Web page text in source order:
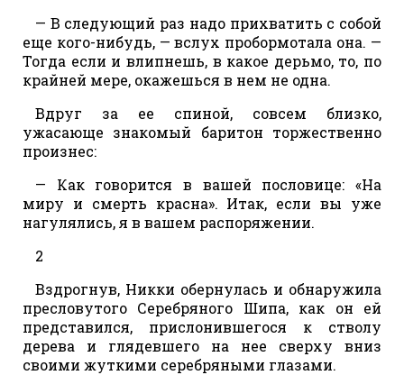
— В следующий раз надо прихватить с собой
еще кого-нибудь, — вслух пробормотала она. —
Тогда если и влипнешь, в какое дерьмо, то, по
крайней мере, окажешься в нем не одна.
Вдруг за ее спиной, совсем близко,
ужасающе знакомый баритон торжественно
произнес:
— Как говорится в вашей пословице: «На
миру и смерть красна». Итак, если вы уже
нагулялись, я в вашем распоряжении.
2
Вздрогнув, Никки обернулась и обнаружила
пресловутого Серебряного Шипа, как он ей
представился, прислонившегося к стволу
дерева и глядевшего на нее сверху вниз
своими жуткими серебряными глазами.